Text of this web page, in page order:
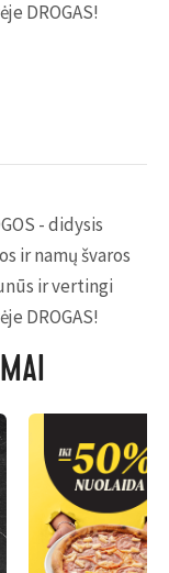
DROGAS!
- didysis
ir namų švaros
ir vertingi
DROGAS!